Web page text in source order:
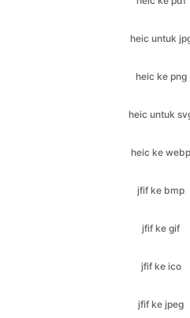
heic ke png
heic untuk
heic ke webp
jfif ke bmp
jfif ke gif
jfif ke ico
jfif ke jpeg
jfif ke jpg
jfif ke png